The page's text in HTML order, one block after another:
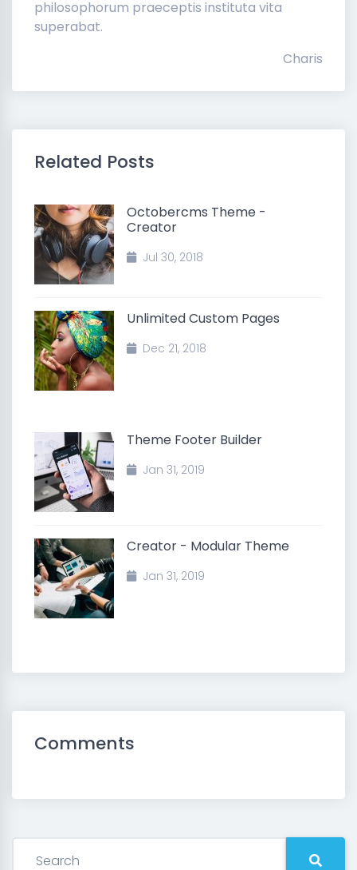
philosophorum praeceptis instituta vita
superabat.
Charis
Related Posts
Octobercms Theme -
Creator
Jul 30, 2018
Unlimited Custom Pages
Dec 21, 2018
Theme Footer Builder
Jan 31, 2019
Creator - Modular Theme
Jan 31, 2019
Comments